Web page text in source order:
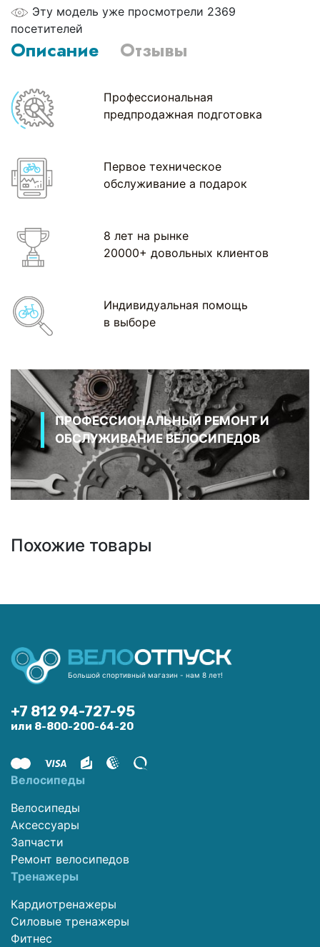
Эту модель уже просмотрели 2369
посетителей
Описание Отзывы
Профессиональная
предпродажная подготовка
Первое техническое
обслуживание а подарок
8 лет на рынке
20000+ довольных клиентов
Индивидуальная помощь
в выборе
ПРОФЕССИОНАЛЬНЫЙ РЕМОНТ И
ОБСЛУЖИВАНИЕ ВЕЛОСИПЕДОВ
Похожие товары
Большой спортивный магазин - нам 8 лет!
+7 812 94-727-95
или 8-800-200-64-20
Велосипеды
Велосипеды
Аксессуары
Запчасти
Ремонт велосипедов
Тренажеры
Кардиотренажеры
Силовые тренажеры
Фитнес